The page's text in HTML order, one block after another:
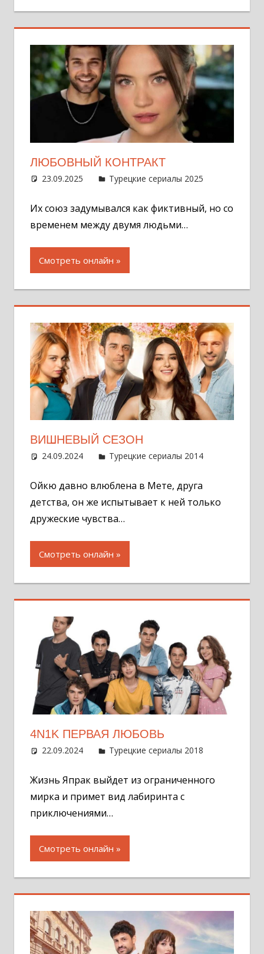
ЛЮБОВНЫЙ КОНТРАКТ
23.09.2025 Администратор
Турецкие сериалы 2025
Их союз задумывался как фиктивный, но со
временем между двумя людьми…
Смотреть онлайн
ВИШНЕВЫЙ СЕЗОН
24.09.2024 Администратор
Турецкие сериалы 2014
Ойкю давно влюблена в Мете, друга
детства, он же испытывает к ней только
дружеские чувства…
Смотреть онлайн
4N1K ПЕРВАЯ ЛЮБОВЬ
22.09.2024 Администратор
Турецкие сериалы 2018
Жизнь Япрак выйдет из ограниченного
мирка и примет вид лабиринта с
приключениями…
Смотреть онлайн